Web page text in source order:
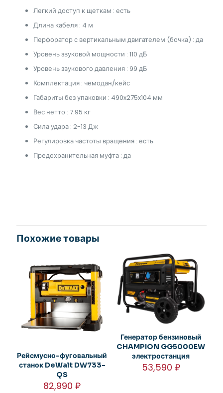
Легкий доступ к щеткам : есть
Длина кабеля : 4 м
Перфоратор с вертикальным двигателем (бочка) : да
Уровень звуковой мощности : 110 дБ
Уровень звукового давления : 99 дБ
Комплектация : чемодан/кейс
Габариты без упаковки : 490x275x104 мм
Вес нетто : 7.95 кг
Сила удара : 2-13 Дж
Регулировка частоты вращения : есть
Предохранительная муфта : да
Похожие товары
Рейсмусно-фуговальный
станок DeWalt DW733-
QS
82,990₽
Генератор бензиновый
CHAMPION GG5000EW
электростанция
53,590 ₽